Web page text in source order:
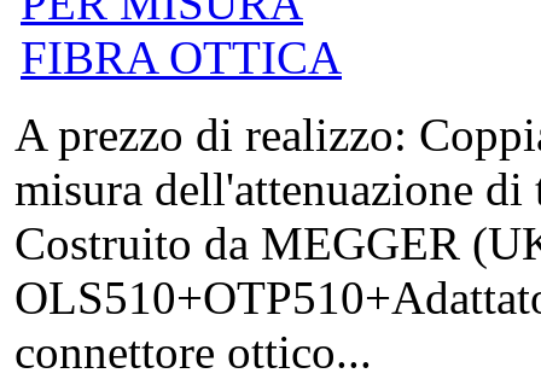
A prezzo di realizzo:
misura dell'attenuazione
Costruito da MEGGER
connettore ottico...